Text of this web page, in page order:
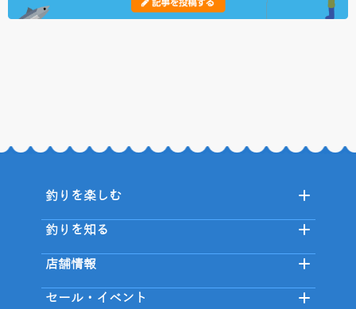
釣りを楽しむ
釣りを知る
店舗情報
セール・イベント